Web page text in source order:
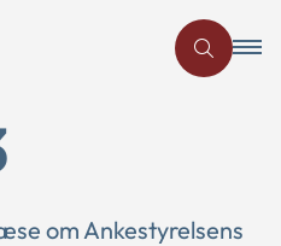
om Ankestyrelsens